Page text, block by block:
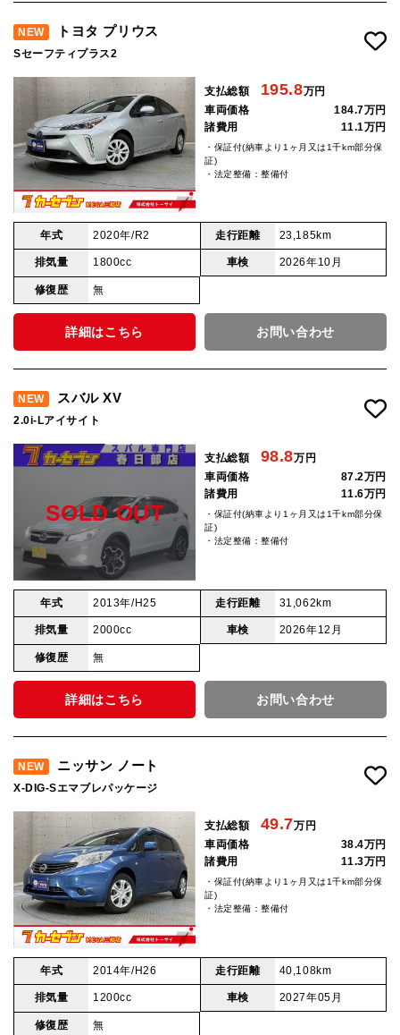
NEW トヨタ プリウス
Sセーフティプラス2
支払総額 195.8万円
車両価格
184.7万円
諸費用
11.1万円
・保証付(納車より1ヶ月又は1千km部分保
証)
・法定整備：整備付
年式 2020年/R2 走行距離 23,185km
排気量 1800cc 車検 2026年10月
修復歴 無
詳細はこちら お問い合わせ
NEW スバル XV
2.0i-Lアイサイト
SOLD OUT
支払総額 98.8万円
車両価格
87.2万円
諸費用
11.6万円
・保証付(納車より1ヶ月又は1千km部分保
証)
・法定整備：整備付
年式 2013年/H25 走行距離 31,062km
排気量 2000cc 車検 2026年12月
修復歴 無
詳細はこちら お問い合わせ
NEW ニッサン ノート
X-DIG-Sエマブレパッケージ
支払総額 49.7万円
車両価格
38.4万円
諸費用
11.3万円
・保証付(納車より1ヶ月又は1千km部分保
証)
・法定整備：整備付
年式 2014年/H26 走行距離 40,108km
排気量 1200cc 車検 2027年05月
修復歴 無